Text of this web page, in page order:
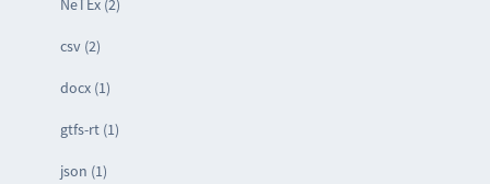
NeTEx (2)
csv (2)
docx (1)
gtfs-rt (1)
json (1)